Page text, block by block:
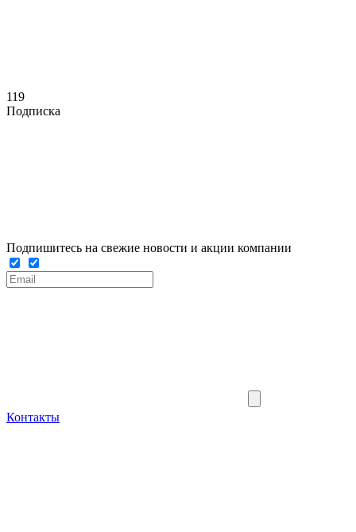
119
Подписка
Подпишитесь на свежие новости и акции компании
Контакты